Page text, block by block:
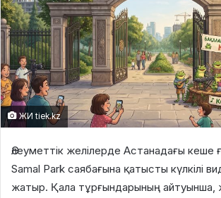
ЖИ tiek.kz
Әлеуметтік желілерде Астанадағы кеше
Samal Park саябағына қатысты күлкілі
жатыр. Қала тұрғындарының айтуынша,